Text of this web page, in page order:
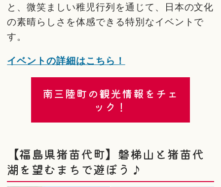
と、微笑ましい稚児行列を通じて、日本の文化
の素晴らしさを体感できる特別なイベントで
す。
イベントの詳細はこちら！
南三陸町の観光情報をチェ
ック！
【福島県猪苗代町】磐梯山と猪苗代
湖を望むまちで遊ぼう♪